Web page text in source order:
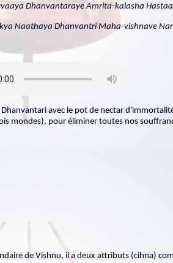
Dhanvantaraye Amrita-kalasha
Naathaya Dhanvantri Maha-vishnave
avec le pot de nectar
mondes), pour éliminer toutes nos
de Vishnu, il a deux attributs (cihna)